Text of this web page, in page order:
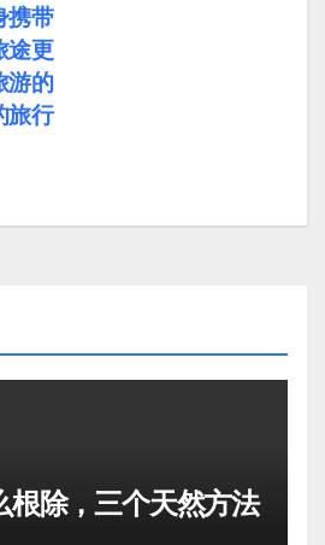
携带
途更
游的
旅行
根除，三个天然方法